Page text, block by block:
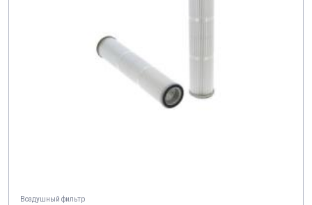
Воздушный фильтр